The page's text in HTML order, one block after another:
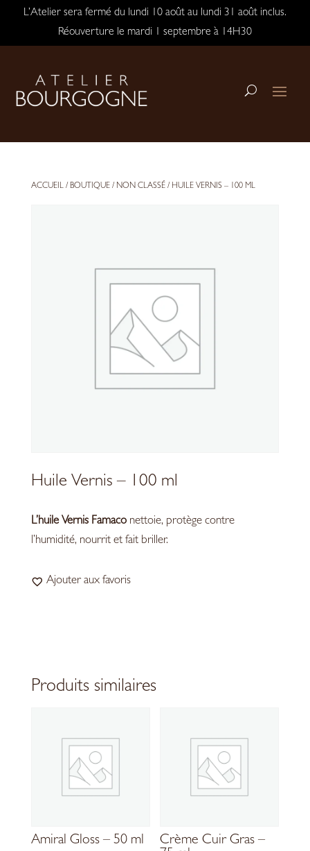
L’Atelier sera fermé du lundi 10 août au lundi 31 août inclus.
Réouverture le mardi 1 septembre à 14H30
ACCUEIL/ BOUTIQUE/ NON CLASSÉ/ HUILE VERNIS – 100 ML
Huile Vernis – 100 ml
L’huile Vernis Famaconettoie, protège contre
l’humidité, nourrit et fait briller.
Ajouter aux favoris
Produits similaires
Amiral Gloss – 50 ml
Crème Cuir Gras –